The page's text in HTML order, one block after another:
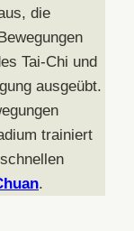
die
Tai-Chi und
ausgeübt.
trainiert
.